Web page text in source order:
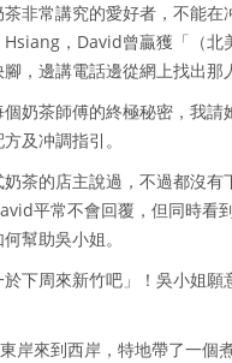
非常講究的愛好者，不能
，David曾贏獲「（北
，邊講電話邊從網上找出那
奶茶師傅的終極秘密，我
及冲調指引。
茶的店主說過，不過都沒
平常不會回覆，但同時看
幫助吳小姐。
下周來新竹吧」！吳小姐
岸來到西岸，特地帶了一個